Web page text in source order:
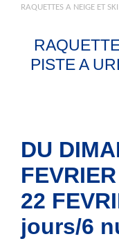
RAQUETTES A NEIGE ET
PISTE A
DU
22
jours/6